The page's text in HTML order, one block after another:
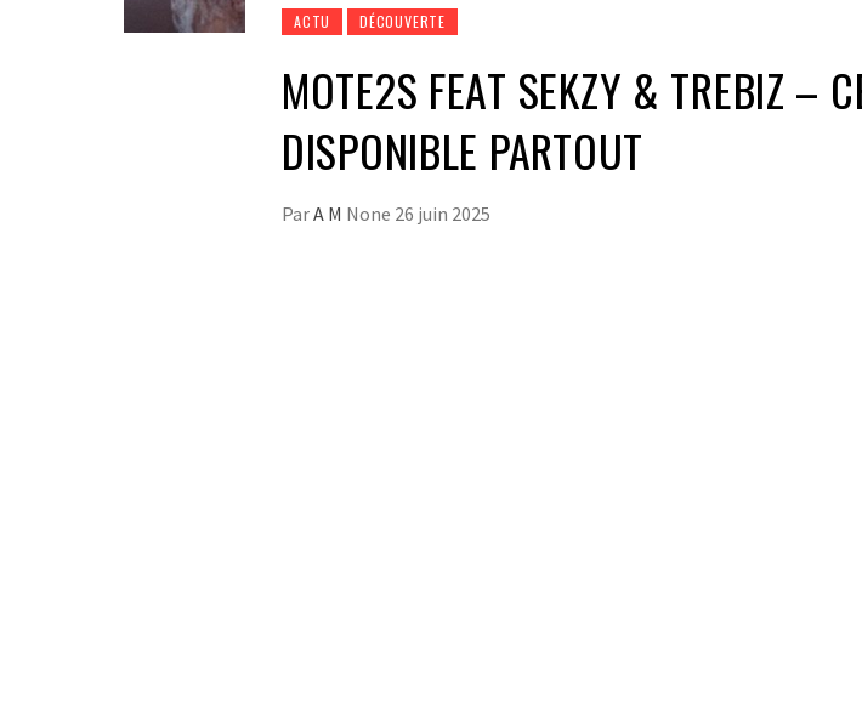
ACTU DÉCOUVERTE
MOTE2S FEAT SEKZY & TREBIZ –
DISPONIBLE PARTOUT
ParA M None 26 juin 2025